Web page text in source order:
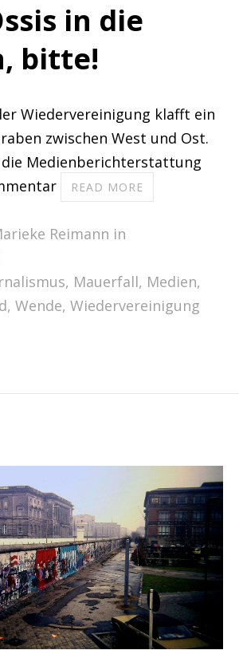
in die
bitte!
Wiedervereinigung klafft ein
zwischen West und Ost.
die Medienberichterstattung
READ MORE
Reimann in
, Mauerfall, Medien,
, Wende, Wiedervereinigung